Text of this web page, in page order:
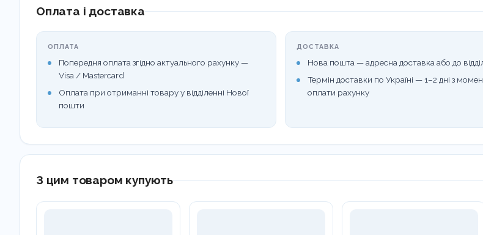
Оплата і доставка
ОПЛАТА
Попередня оплата згідно актуального рахунку —
Visa / Mastercard
Оплата при отриманні товару у відділенні Нової
пошти
ДОСТАВКА
Нова пошта — адресна доставка або до
Термін доставки по Україні — 1–2 дні з
оплати рахунку
З цим товаром купують